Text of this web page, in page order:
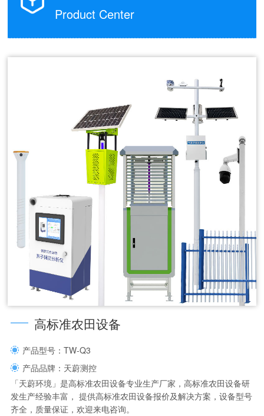
Product Center
高标准农田设备
产品型号：TW-Q3
产品品牌：天蔚测控
「天蔚环境」是高标准农田设备专业生产厂家，高标准农田设备研
发生产经验丰富， 提供高标准农田设备报价及解决方案，设备型号
齐全，质量保证，欢迎来电咨询。